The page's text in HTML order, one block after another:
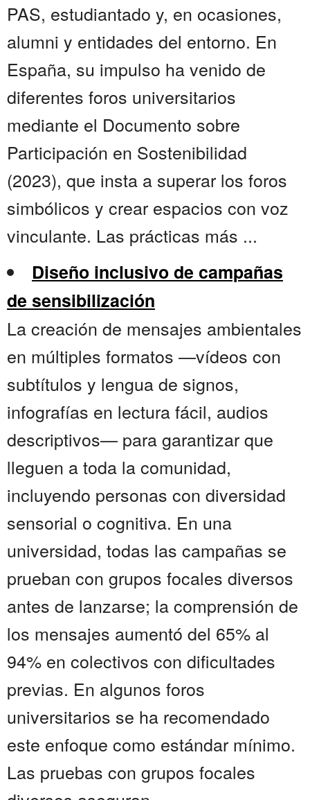
PAS, estudiantado y, en ocasiones,
alumni y entidades del entorno. En
España, su impulso ha venido de
diferentes foros universitarios
mediante el Documento sobre
Participación en Sostenibilidad
(2023), que insta a superar los foros
simbólicos y crear espacios con voz
vinculante. Las prácticas más ...
Diseño inclusivo de campañas
de sensibilización
La creación de mensajes ambientales
en múltiples formatos —vídeos con
subtítulos y lengua de signos,
infografías en lectura fácil, audios
descriptivos— para garantizar que
lleguen a toda la comunidad,
incluyendo personas con diversidad
sensorial o cognitiva. En una
universidad, todas las campañas se
prueban con grupos focales diversos
antes de lanzarse; la comprensión de
los mensajes aumentó del 65% al
94% en colectivos con dificultades
previas. En algunos foros
universitarios se ha recomendado
este enfoque como estándar mínimo.
Las pruebas con grupos focales